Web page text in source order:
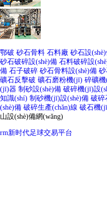
鄂破 砂石骨料 石料廠 砂石設
砂石破碎設(shè)備 石料破碎設
備 石子破碎 砂石骨料設(shè)備
礦石反擊破 礦石磨粉機(jī) 碎礦
(jī)器 制砂設(shè)備 破碎機(jī)設
知識(shí) 制砂機(jī)設(shè)備 破碎
(shè)備 破碎生產(chǎn)線 破石機
山設(shè)備網(wǎng)
rm新时代足球交易平台